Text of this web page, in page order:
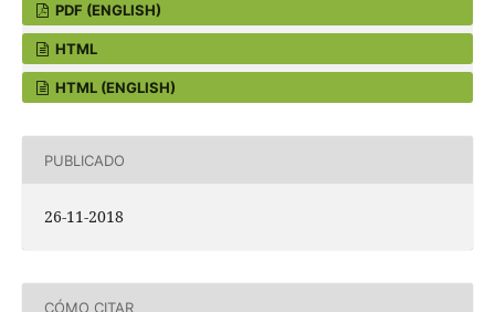
PDF (ENGLISH)
HTML
HTML (ENGLISH)
PUBLICADO
26-11-2018
CÓMO CITAR